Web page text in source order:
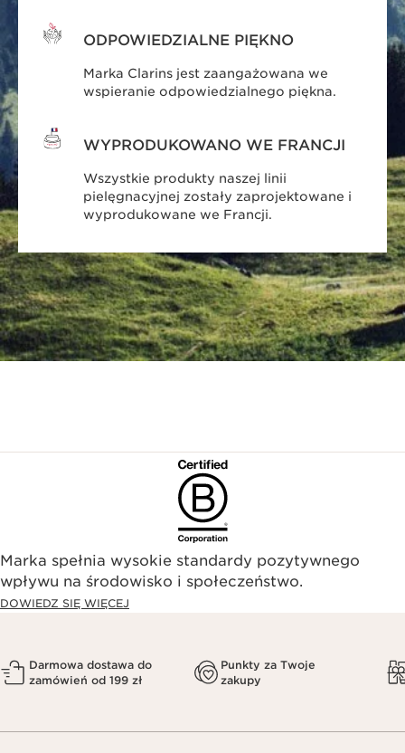
ODPOWIEDZIALNE PIĘKNO
Marka Clarins jest zaangażowana we
wspieranie odpowiedzialnego piękna.
WYPRODUKOWANO WE FRANCJI
Wszystkie produkty naszej linii
pielęgnacyjnej zostały zaprojektowane i
wyprodukowane we Francji.
Marka spełnia wysokie standardy pozytywnego
wpływu na środowisko i społeczeństwo.​
DOWIEDZ SIĘ WIĘCEJ
Darmowa dostawa do
zamówień od 199 zł
Punkty za Twoje
zakupy